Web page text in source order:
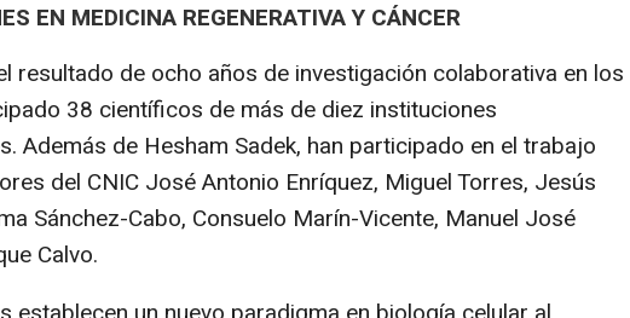
EN MEDICINA REGENERATIVA Y CÁNCER
resultado de ocho años de investigación colaborativa en los
38 científicos de más de diez instituciones
Además de Hesham Sadek, han participado en el trabajo
del CNIC José Antonio Enríquez, Miguel Torres, Jesús
Sánchez-Cabo, Consuelo Marín-Vicente, Manuel José
Calvo.